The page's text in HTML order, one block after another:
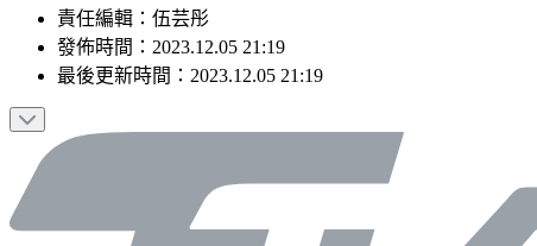
責任編輯 ： 伍芸彤
發佈時間： 2023.12.05 21:19
最後更新時間： 2023.12.05 21:19